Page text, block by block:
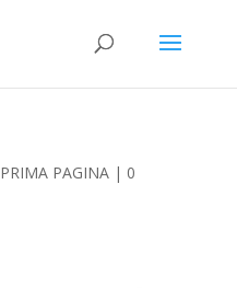
PRIMA PAGINA| 0